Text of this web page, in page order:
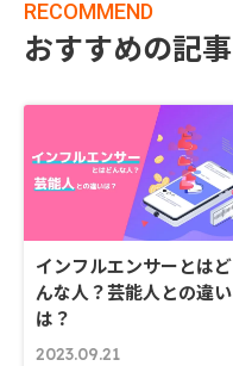
RECOMMEND
おすすめの記事
インフルエンサーとはど
んな人？芸能人との違い
は？
2023.09.21